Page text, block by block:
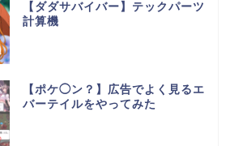
【ダダサバイバー】テックパーツ
計算機
【ポケ◯ン？】広告でよく見るエ
バーテイルをやってみた